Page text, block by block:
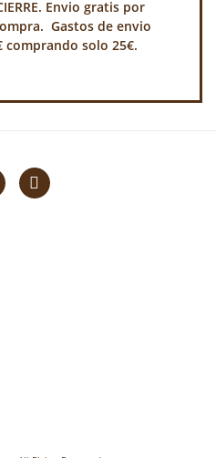
Envio gratis por
Gastos de envio
comprando solo 25€.